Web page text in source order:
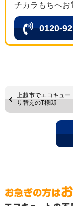
チカラもちへお
0120-
上越市でエコキュー
り替えのT様邸